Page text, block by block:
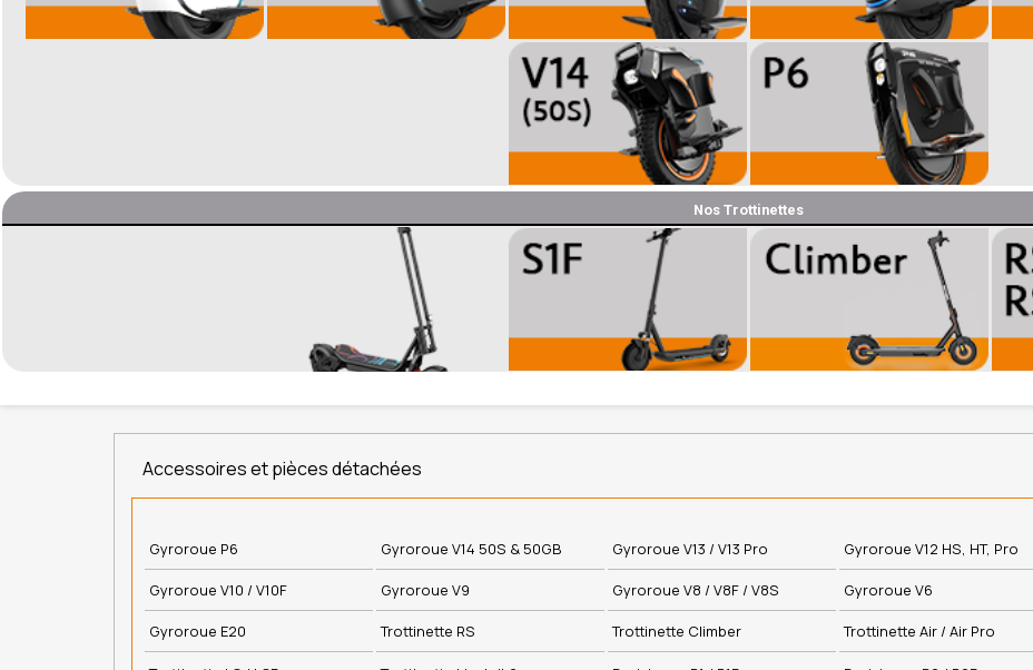
Nos Trottinettes
Accessoires et pièces détachées
Gyroroue P6 Gyroroue V14 50S & 50GB Gyroroue V13 / V13 Pro Gyroroue V12 HS, HT, Pro
Gyroroue V10 / V10F Gyroroue V9 Gyroroue V8 / V8F / V8S Gyroroue V6
Gyroroue E20 Trottinette RS Trottinette Climber Trottinette Air / Air Pro